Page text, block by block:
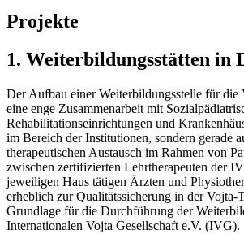
Projekte
1. Weiterbildungsstätten in
Der Aufbau einer Weiterbildungsstelle für die
eine enge Zusammenarbeit mit
Rehabilitationseinrichtungen und
im Bereich der Institutionen, sondern gerade
therapeutischen Austausch im Rahmen von
zwischen zertifizierten Lehrtherapeuten der
jeweiligen Haus tätigen Ärzten und
erheblich zur Qualitätssicherung in der Vojta-
Grundlage für die Durchführung der
Internationalen Vojta Gesellschaft e.V. (IVG).